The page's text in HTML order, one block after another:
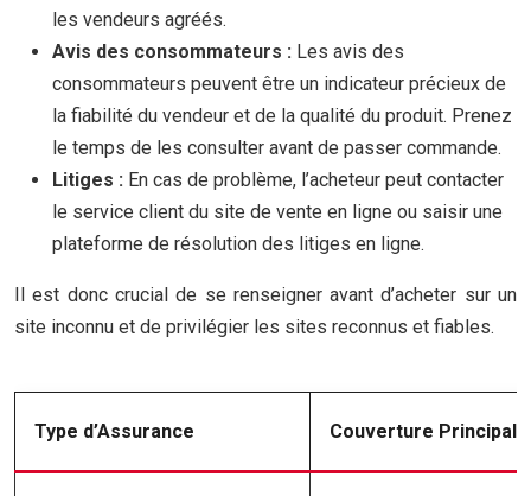
les vendeurs agréés.
Avis des consommateurs : Les avis des
consommateurs peuvent être un indicateur précieux de
la fiabilité du vendeur et de la qualité du produit. Prenez
le temps de les consulter avant de passer commande.
Litiges : En cas de problème, l’acheteur peut contacter
le service client du site de vente en ligne ou saisir une
plateforme de résolution des litiges en ligne.
Il est donc crucial de se renseigner avant d’acheter sur un
site inconnu et de privilégier les sites reconnus et fiables.
Type d’Assurance Couverture Principale